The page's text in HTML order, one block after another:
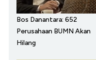
Bos Danantara: 652
Perusahaan BUMN Akan
Hilang